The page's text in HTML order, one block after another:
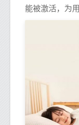
能被激活，为